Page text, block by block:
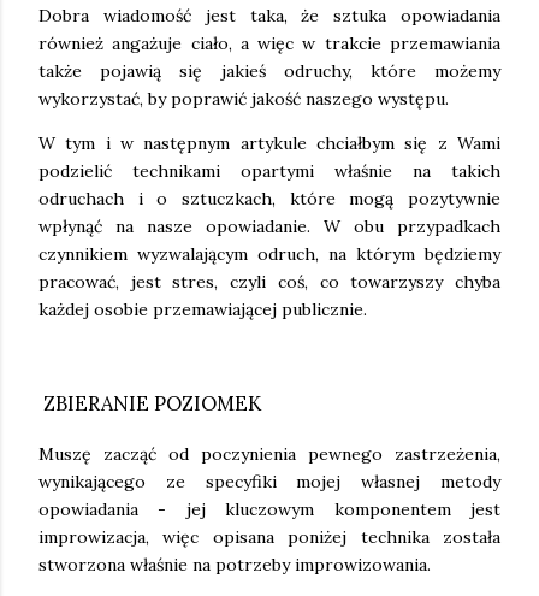
Dobra wiadomość jest taka, że sztuka opowiadania
również angażuje ciało, a więc w trakcie przemawiania
także pojawią się jakieś odruchy, które możemy
wykorzystać, by poprawić jakość naszego występu.
W tym i w następnym artykule chciałbym się z Wami
podzielić technikami opartymi właśnie na takich
odruchach i o sztuczkach, które mogą pozytywnie
wpłynąć na nasze opowiadanie. W obu przypadkach
czynnikiem wyzwalającym odruch, na którym będziemy
pracować, jest stres, czyli coś, co towarzyszy chyba
każdej osobie przemawiającej publicznie.
ZBIERANIE POZIOMEK
Muszę zacząć od poczynienia pewnego zastrzeżenia,
wynikającego ze specyfiki mojej własnej metody
opowiadania - jej kluczowym komponentem jest
improwizacja, więc opisana poniżej technika została
stworzona właśnie na potrzeby improwizowania.